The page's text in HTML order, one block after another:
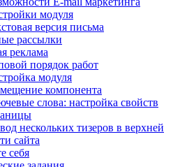
модуля
версия письма
рассылки
реклама
порядок работ
модуля
компонента
слова: настройка свойств
нескольких тизеров в верхней
сайта
себя